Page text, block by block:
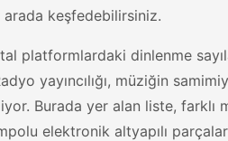
arada keşfedebilirsiniz.
platformlardaki dinlenme
yayıncılığı, müziğin
Burada yer alan liste,
elektronik altyapılı